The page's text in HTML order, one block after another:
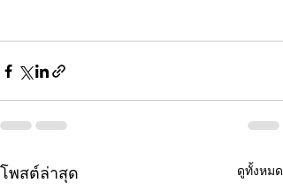
โพสต์ล่าสุด ดูทั้งหมด